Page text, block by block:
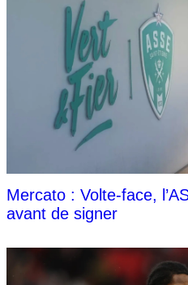
Mercato : Volte-face,
avant de signer